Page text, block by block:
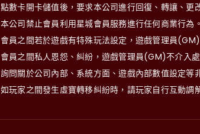
點數卡開卡儲值後，要求本公司進行回復、轉讓、更
本公司禁止會員利用星城會員服務進行任何商業行為。
會員之間若於遊戲有特殊玩法設定，遊戲管理員(GM)
會員之間私人恩怨、糾紛，遊戲管理員(GM)不介入處
詢問關於公司內部、系統方面、遊戲內部數值設定等
如玩家之間發生虛寶轉移糾紛時，請玩家自行互動調